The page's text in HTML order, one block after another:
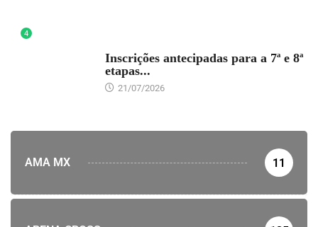
4
Inscrições antecipadas para a 7ª e 8ª
etapas...
21/07/2026
AMA MX 11